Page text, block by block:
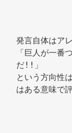
発言自体はア
「巨人が一
だ!!」
という方向性
はある意味で